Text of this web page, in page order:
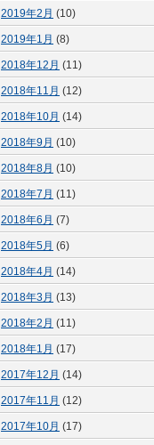
2019年2月 (10)
2019年1月 (8)
2018年12月 (11)
2018年11月 (12)
2018年10月 (14)
2018年9月 (10)
2018年8月 (10)
2018年7月 (11)
2018年6月 (7)
2018年5月 (6)
2018年4月 (14)
2018年3月 (13)
2018年2月 (11)
2018年1月 (17)
2017年12月 (14)
2017年11月 (12)
2017年10月 (17)